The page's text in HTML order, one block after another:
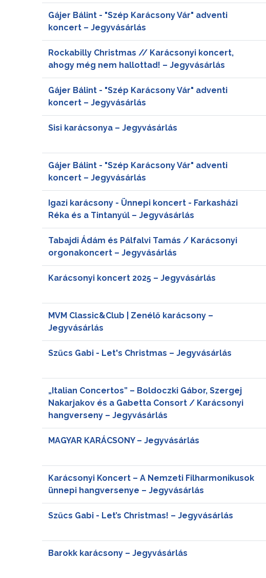
Gájer Bálint - "Szép Karácsony Vár" adventi
koncert – Jegyvásárlás
Rockabilly Christmas // Karácsonyi koncert,
ahogy még nem hallottad! – Jegyvásárlás
Gájer Bálint - "Szép Karácsony Vár" adventi
koncert – Jegyvásárlás
Sisi karácsonya – Jegyvásárlás
Gájer Bálint - "Szép Karácsony Vár" adventi
koncert – Jegyvásárlás
Igazi karácsony - Ünnepi koncert - Farkasházi
Réka és a Tintanyúl – Jegyvásárlás
Tabajdi Ádám és Pálfalvi Tamás / Karácsonyi
orgonakoncert – Jegyvásárlás
Karácsonyi koncert 2025 – Jegyvásárlás
MVM Classic&Club | Zenélő karácsony –
Jegyvásárlás
Szűcs Gabi - Let's Christmas – Jegyvásárlás
„Italian Concertos” – Boldoczki Gábor, Szergej
Nakarjakov és a Gabetta Consort / Karácsonyi
hangverseny – Jegyvásárlás
MAGYAR KARÁCSONY – Jegyvásárlás
Karácsonyi Koncert – A Nemzeti Filharmonikusok
ünnepi hangversenye – Jegyvásárlás
Szűcs Gabi - Let’s Christmas! – Jegyvásárlás
Barokk karácsony – Jegyvásárlás